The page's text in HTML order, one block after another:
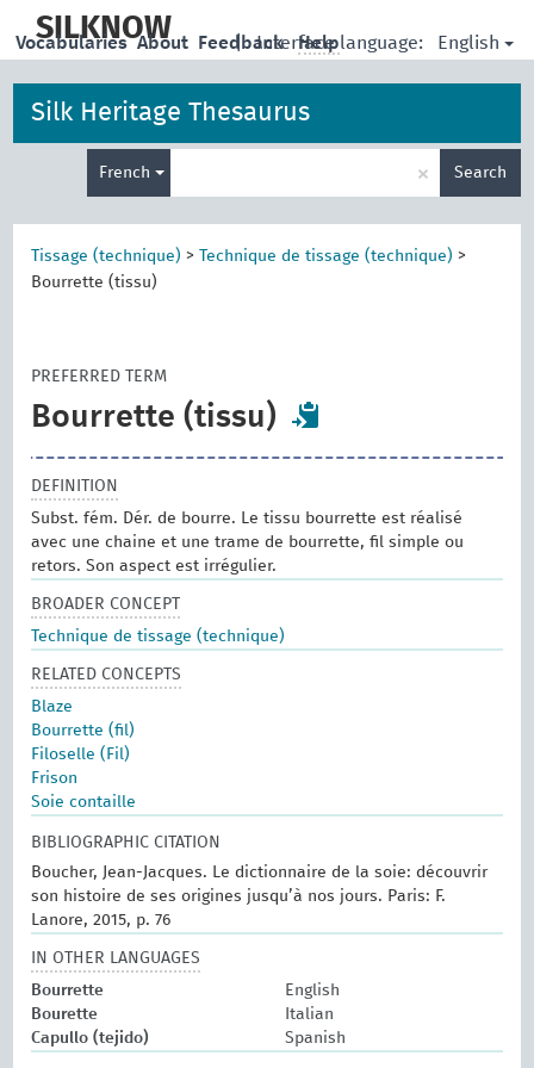
main
SILKNOW | Interface language: English
Vocabularies About Feedback Help
Silk Heritage Thesaurus
French × Search
Tissage (technique) > Technique de tissage (technique) >
Bourrette (tissu)
PREFERRED TERM
Bourrette (tissu)
DEFINITION
Subst. fém. Dér. de bourre. Le tissu bourrette est réalisé
avec une chaine et une trame de bourrette, fil simple ou
retors. Son aspect est irrégulier.
BROADER CONCEPT
Technique de tissage (technique)
RELATED CONCEPTS
Blaze
Bourrette (fil)
Filoselle (Fil)
Frison
Soie contaille
BIBLIOGRAPHIC CITATION
Boucher, Jean-Jacques. Le dictionnaire de la soie: découvrir
son histoire de ses origines jusqu’à nos jours. Paris: F.
Lanore, 2015, p. 76
IN OTHER LANGUAGES
Bourrette
English
Bourette
Italian
Capullo (tejido)
Spanish